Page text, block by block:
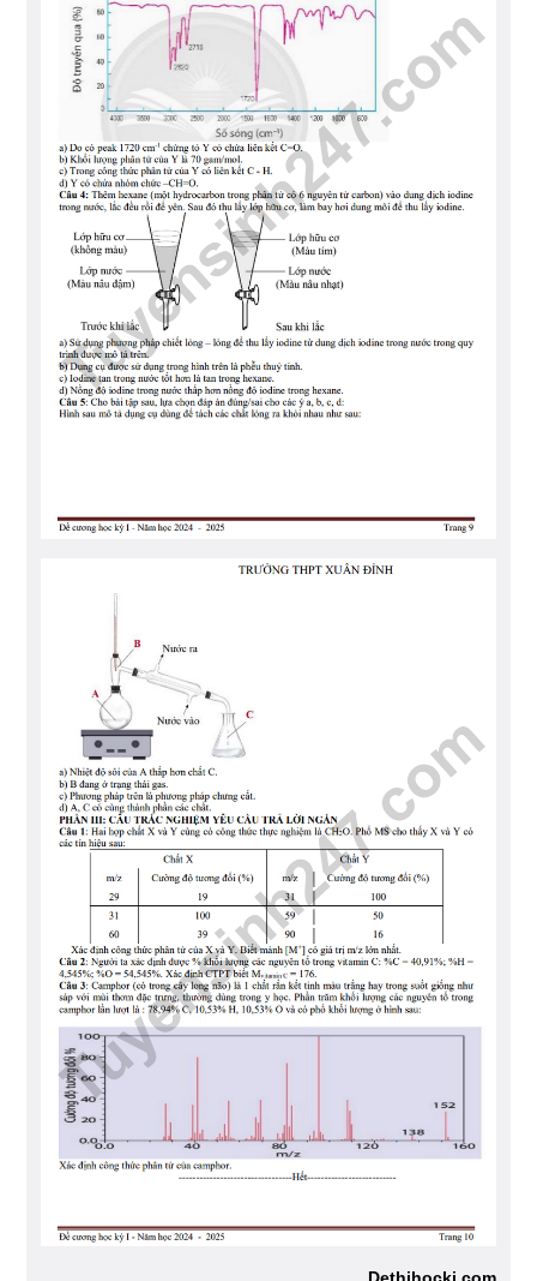
Dethihocki.com